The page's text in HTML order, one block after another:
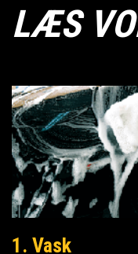
LÆS
1. Vask